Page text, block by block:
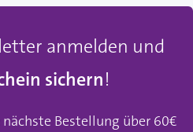
anmelden und
sichern!
Bestellung über 60€